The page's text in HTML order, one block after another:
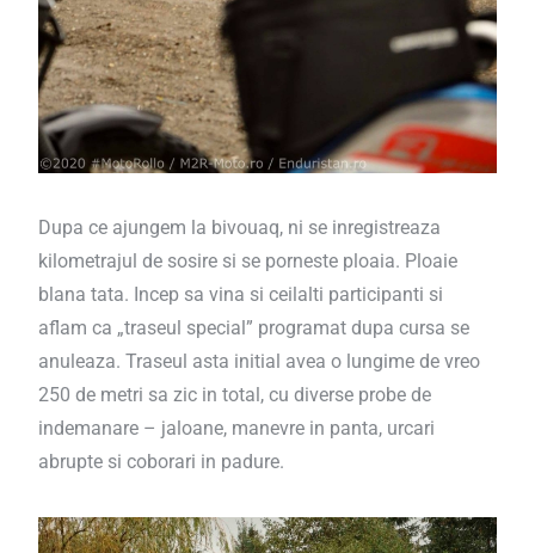
Dupa ce ajungem la bivouaq, ni se inregistreaza
kilometrajul de sosire si se porneste ploaia. Ploaie
blana tata. Incep sa vina si ceilalti participanti si
aflam ca „traseul special” programat dupa cursa se
anuleaza. Traseul asta initial avea o lungime de vreo
250 de metri sa zic in total, cu diverse probe de
indemanare – jaloane, manevre in panta, urcari
abrupte si coborari in padure.